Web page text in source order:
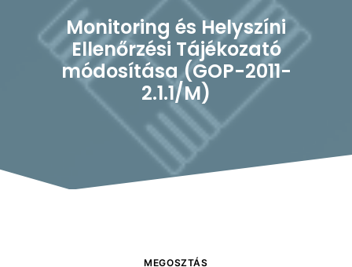
Partnerek
Kapcsolat
Keresés
Monitoring és Helyszíni
Ellenőrzési Tájékozató
módosítása (GOP-2011-
2.1.1/M)
MEGOSZTÁS